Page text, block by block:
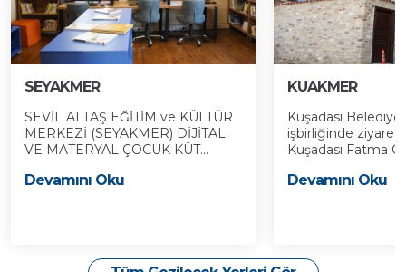
SEYAKMER
SEVİL ALTAŞ EĞİTİM ve KÜLTÜR
MERKEZİ (SEYAKMER) DİJİTAL
VE MATERYAL ÇOCUK KÜT...
Devamını Oku
KUAKMER
Kuşadası
işbirliğinde
Kuşadası Fatma
Devamını Oku